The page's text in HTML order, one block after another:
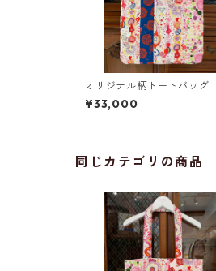
オリジナル柄トートバッグ
¥33,000
同じカテゴリの商品